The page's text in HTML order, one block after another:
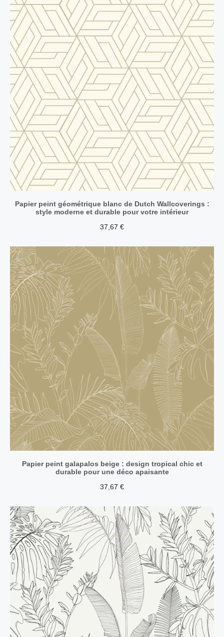
Papier peint géométrique blanc de Dutch Wallcoverings :
style moderne et durable pour votre intérieur
37,67 €
Papier peint galapalos beige : design tropical chic et
durable pour une déco apaisante
37,67 €